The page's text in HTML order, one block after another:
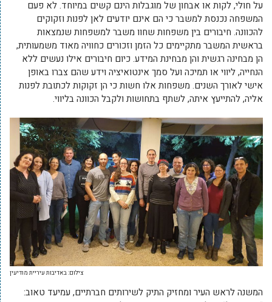
על חולי, לקות או אבחון של מוגבלות הינם קשים במיוחד. לא פעם
המשפחה נכנסת למשבר כי הם אינם יודעים לאן לפנות וזקוקים
להכוונה. חיבורים בין משפחות שחוו משבר למשפחות שנמצאות
בראשית המשבר מתקיימים כל הזמן וזכורים כחוויה מאוד משמעותית,
הן מבחינה רגשית והן מבחינת המידע. כיום חיבורים אילו נעשים ללא
הנחייה, ליווי או תמיכה ועל סמך אינטואיציה וידע שהם צברו באופן
אישי לאורך השנים. משפחות אלו חשות כי הן זקוקות לכתובת לפנות
אליה, להתייעץ איתה, לשתף בתחושות ולקבל הכוונה בליווי.
צילום: באדיבות עיריית מודיעין
המשנה לראש העיר ומחזיק התיק לשירותים חברתיים, עמיעד טאוב: